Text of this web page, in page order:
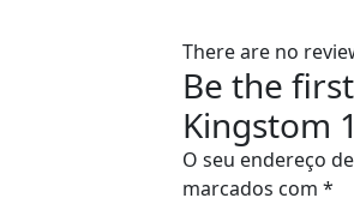
There are no
Be the
Kingstom
O seu endereço
marcados com*